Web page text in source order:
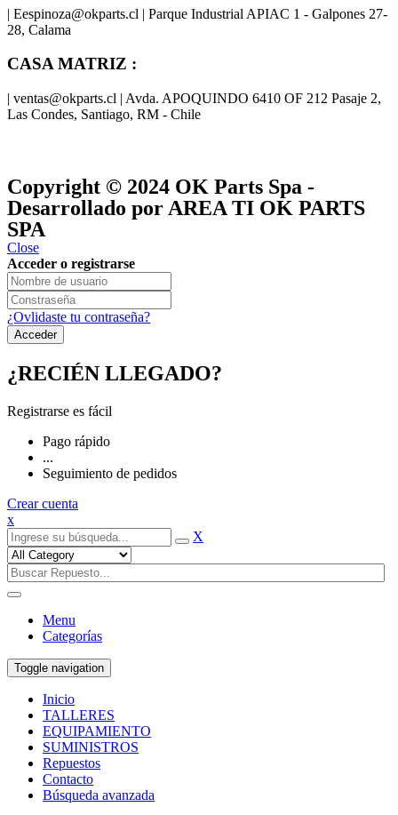
| Eespinoza@okparts.cl | Parque Industrial APIAC 1 - Galpones 27-
28, Calama
CASA MATRIZ :
| ventas@okparts.cl | Avda. APOQUINDO 6410 OF 212 Pasaje 2,
Las Condes, Santiago, RM - Chile
Copyright © 2024 OK Parts Spa -
Desarrollado por AREA TI OK PARTS
SPA
Close
Acceder o registrarse
¿Ovlidaste tu contraseña?
¿RECIÉN LLEGADO?
Registrarse es fácil
Pago rápido
...
Seguimiento de pedidos
Crear cuenta
x
X
Menu
Categorías
Toggle navigation
Inicio
TALLERES
EQUIPAMIENTO
SUMINISTROS
Repuestos
Contacto
Búsqueda avanzada